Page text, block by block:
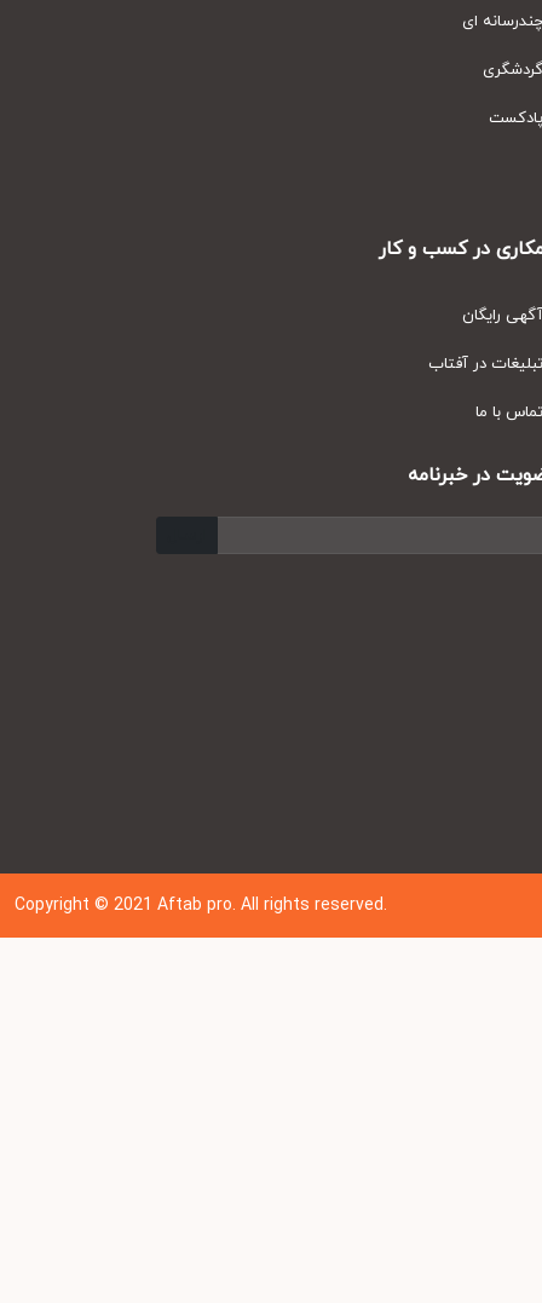
ای
در کسب و کار
رایگان
در آفتاب
با ما
در خبرنامه
Copyright © 202 1Aftab pro. All rights reserved.